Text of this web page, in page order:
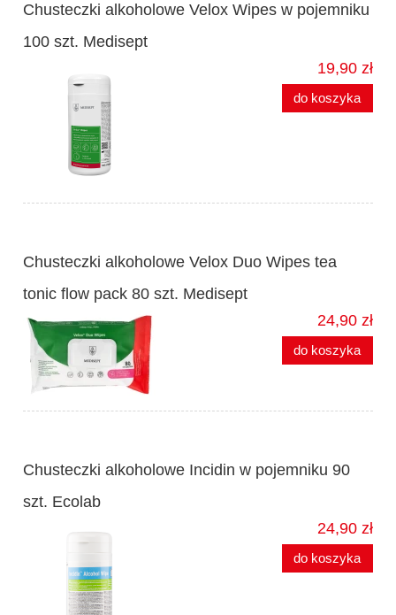
Chusteczki alkoholowe Velox Wipes w pojemniku
100 szt. Medisept
19,90 zł
do koszyka
Chusteczki alkoholowe Velox Duo Wipes tea
tonic flow pack 80 szt. Medisept
24,90 zł
do koszyka
Chusteczki alkoholowe Incidin w pojemniku 90
szt. Ecolab
24,90 zł
do koszyka